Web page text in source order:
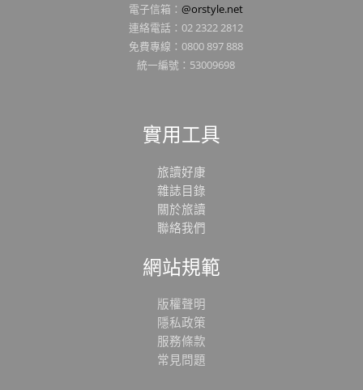
電子信箱： @orstyle.net
連絡電話：02 2322 2812
免費專線：0800 897 888
統一編號：53009698
實用工具
旅讀好康
雜誌目錄
關於旅讀
聯絡我們
網站規範
版權聲明
隱私政策
服務條款
常見問題